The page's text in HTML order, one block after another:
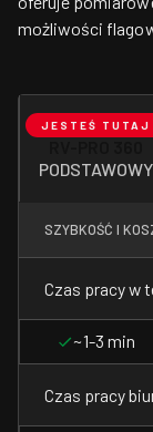
możliwości
JESTEŚ TUTAJ
PODSTAWOWY
SZYBKOŚĆ I
Czas pracy w
~1-3 min
Czas pracy